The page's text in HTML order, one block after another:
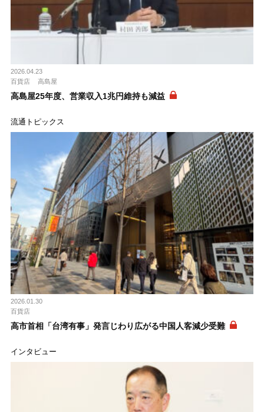
2026.04.23
百貨店
高島屋
高島屋25年度、営業収入1兆円維持も減益
流通トピックス
2026.01.30
百貨店
高市首相「台湾有事」発言じわり広がる中国人客減少受難
インタビュー